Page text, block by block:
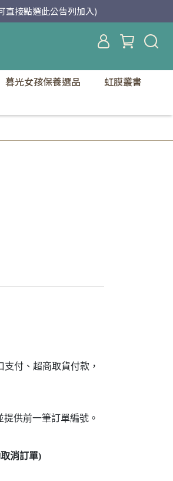
直接點選此公告列加入)
暮光女孩保養選品
虹膜叢書
付、超商取貨付款，
供前一筆訂單編號。
消訂單)